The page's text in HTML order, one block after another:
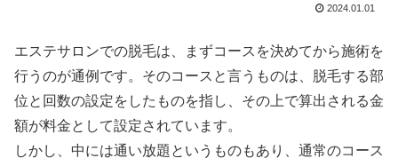
2024.01.01
エステサロンでの脱毛は、まずコースを決めてから施術を
行うのが通例です。そのコースと言うものは、脱毛する部
位と回数の設定をしたものを指し、その上で算出される金
額が料金として設定されています。
しかし、中には通い放題というものもあり、通常のコース